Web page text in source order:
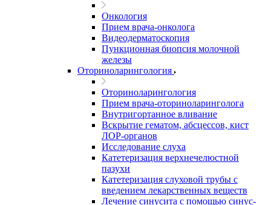
Онкология
Прием врача-онколога
Видеодерматоскопия
Пункционная биопсия молочной
железы
Оториноларингология
Оториноларингология
Прием врача-оториноларинголога
Внутригортанное вливание
Вскрытие гематом, абсцессов, кист
ЛОР-органов
Исследование слуха
Катетеризация верхнечелюстной
пазухи
Катетеризация слуховой трубы с
введением лекарственных веществ
Лечение синусита с помощью синус-